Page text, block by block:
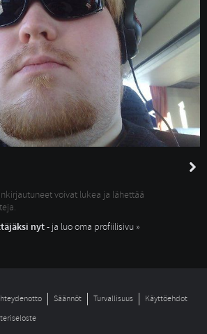
voivat lukea ja lähettää
nyt- ja luo oma profiilisivu »
Säännöt Turvallisuus
Käyttöehdot